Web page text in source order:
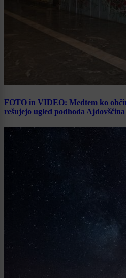
FOTO in VIDEO: Medtem ko
rešujejo ugled podhoda Ajdovščina